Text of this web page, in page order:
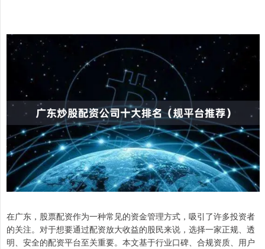
在广东，股票配资作为一种常见的资金管理方式，吸引了许多投资者
的关注。对于想要通过配资放大收益的股民来说，选择一家正规、透
明、安全的配资平台至关重要。本文基于行业口碑、合规资质、用户